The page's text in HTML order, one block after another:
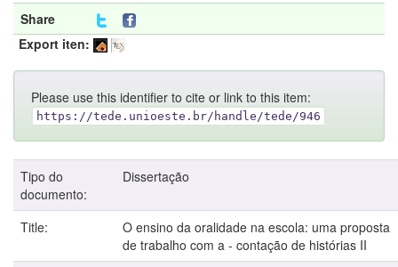
Share
Export iten:
Please use this identifier to cite or link to this item:
https://tede.unioeste.br/handle/tede/946
Tipo do
documento:
Dissertação
Title:
O ensino da oralidade na escola: uma proposta
de trabalho com a - contação de histórias II